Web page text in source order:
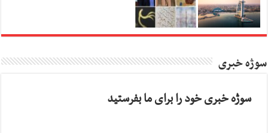
سوژه خبری
سوژه خبری خود را برای ما بفرستید